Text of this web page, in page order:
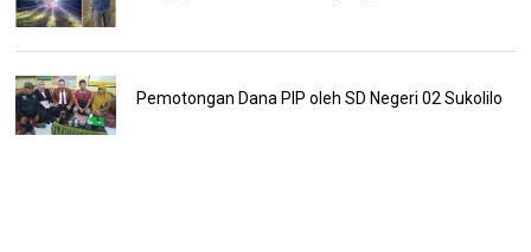
Pemotongan Dana PIP oleh SD Negeri 02 Sukolilo